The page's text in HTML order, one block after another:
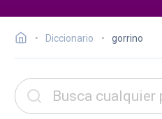
Diccionario gorrino